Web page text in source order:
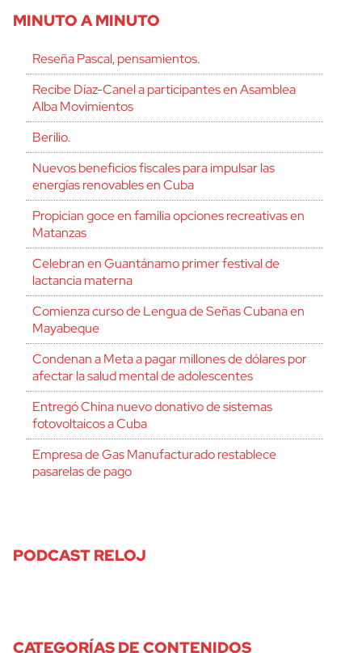
MINUTO A MINUTO
Reseña Pascal, pensamientos.
Recibe Díaz-Canel a participantes en Asamblea
Alba Movimientos
Berilio.
Nuevos beneficios fiscales para impulsar las
energías renovables en Cuba
Propician goce en familia opciones recreativas en
Matanzas
Celebran en Guantánamo primer festival de
lactancia materna
Comienza curso de Lengua de Señas Cubana en
Mayabeque
Condenan a Meta a pagar millones de dólares por
afectar la salud mental de adolescentes
Entregó China nuevo donativo de sistemas
fotovoltaicos a Cuba
Empresa de Gas Manufacturado restablece
pasarelas de pago
PODCAST RELOJ
CATEGORÍAS DE CONTENIDOS